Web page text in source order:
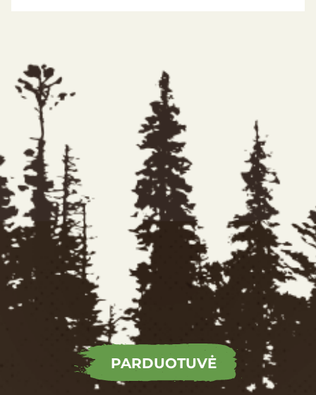
PARDUOTUVĖ